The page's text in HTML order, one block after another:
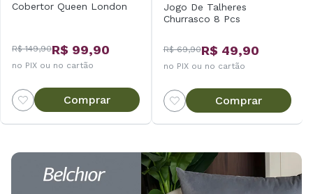
Cobertor Queen London
R$ 149,90R$ 99,90
no PIX ou no cartão
Comprar
Jogo De Talheres
Churrasco 8 Pcs
R$ 69,90R$ 49,90
no PIX ou no cartão
Comprar